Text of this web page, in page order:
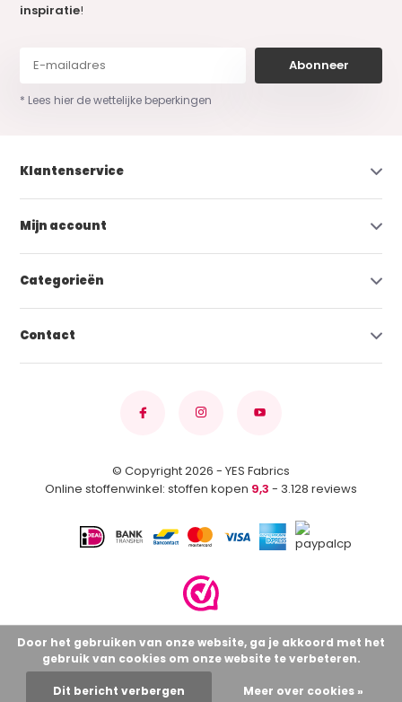
inspiratie!
Abonneer
* Lees hier de wettelijke beperkingen
Klantenservice
Mijn account
Categorieën
Contact
© Copyright 2026 - YES Fabrics
Online stoffenwinkel: stoffen kopen 9,3 - 3.128 reviews
Door het gebruiken van onze website, ga je akkoord met het
gebruik van cookies om onze website te verbeteren.
Dit bericht verbergen Meer over cookies »